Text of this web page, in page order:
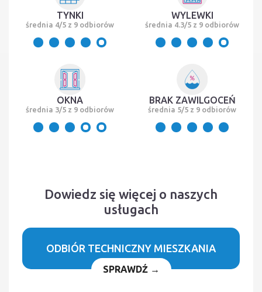
TYNKI
średnia 4/5 z 9 odbiorów
WYLEWKI
średnia 4.3/5 z 9 odbiorów
OKNA
średnia 3/5 z 9 odbiorów
BRAK ZAWILGOCEŃ
średnia 5/5 z 9 odbiorów
Dowiedz się więcej o naszych
usługach
ODBIÓR TECHNICZNY MIESZKANIA
SPRAWDŹ →